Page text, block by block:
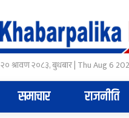
२० श्रावण २०८३, बुधबार | Thu Aug 6
समाचार राजनीति